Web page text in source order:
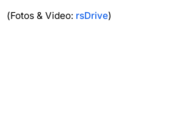
(Fotos & Video: rsDrive)